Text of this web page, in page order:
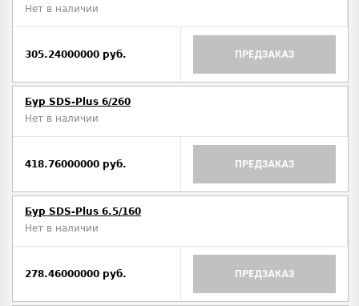
Нет в наличии
305.24000000 руб. ПРЕДЗАКАЗ
Бур SDS-Plus 6/260
Нет в наличии
418.76000000 руб. ПРЕДЗАКАЗ
Бур SDS-Plus 6.5/160
Нет в наличии
278.46000000 руб. ПРЕДЗАКАЗ